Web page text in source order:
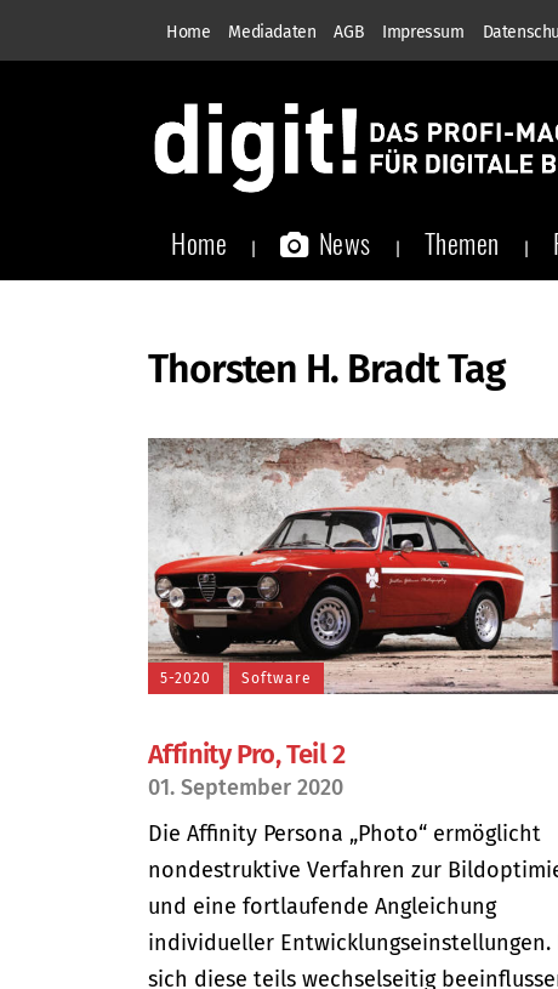
Home Mediadaten AGB Impressum
Home News Themen
Thorsten H. Bradt Tag
5-2020 Software
Affinity Pro, Teil 2
01. September 2020
Die Affinity Persona „Photo“ ermöglicht
nondestruktive Verfahren zur
und eine fortlaufende Angleichung
individueller Entwicklungseinstellungen.
sich diese teils wechselseitig